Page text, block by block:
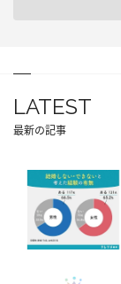
LATEST
最新の記事